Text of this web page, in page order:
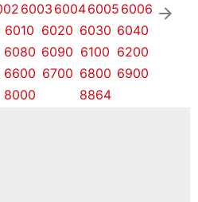
6003 60046005 6006
6010 6020 6030 6040
6080 6090 6100 6200
6600 6700 6800 6900
8000 8864
arrow_right